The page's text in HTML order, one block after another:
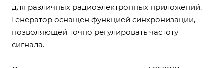
для различных радиоэлектронных приложений.
Генератор оснащен функцией синхронизации,
позволяющей точно регулировать частоту
сигнала.